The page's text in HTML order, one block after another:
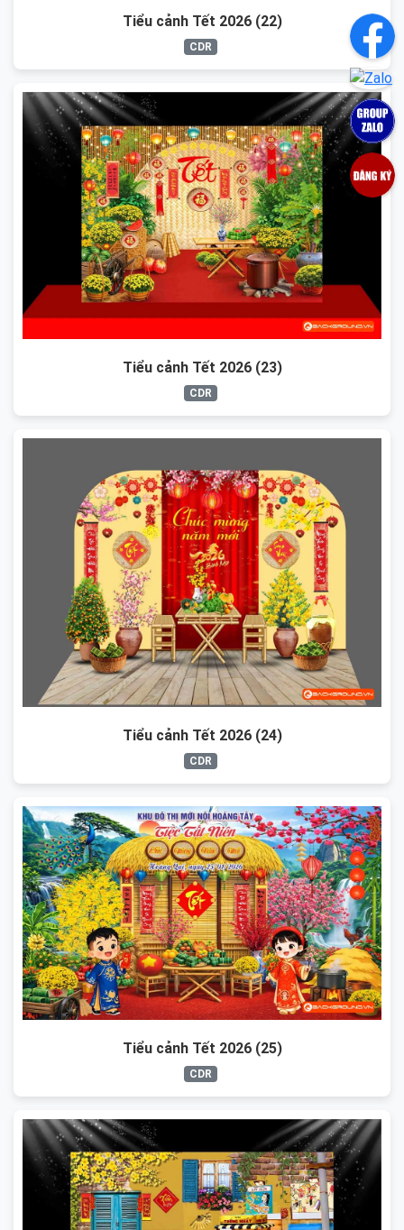
Tiểu cảnh Tết 2026 (22)
CDR
Tiểu cảnh Tết 2026 (23)
CDR
Tiểu cảnh Tết 2026 (24)
CDR
Tiểu cảnh Tết 2026 (25)
CDR